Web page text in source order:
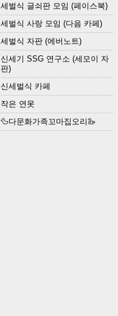
세벌식 글쇠판 모임 (페이스북)
세벌식 사랑 모임 (다음 카페)
세벌식 자판 (에버노트)
신세기 SSG 연구소 (세모이 자
판)
신세벌식 카페
작은 연못
🦆다문화가족꼬마집오리🦢